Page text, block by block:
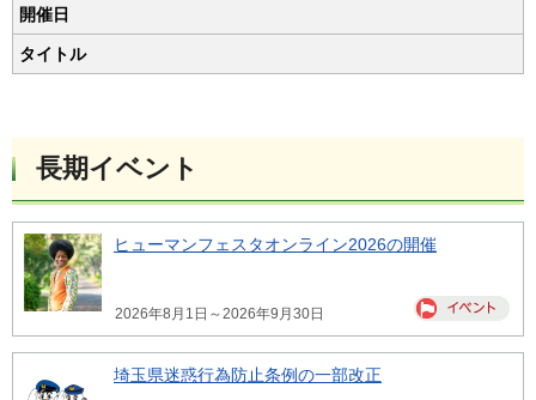
開催日
タイトル
長期イベント
ヒューマンフェスタオンライン2026の開催
2026年8月1日～2026年9月30日
埼玉県迷惑行為防止条例の一部改正